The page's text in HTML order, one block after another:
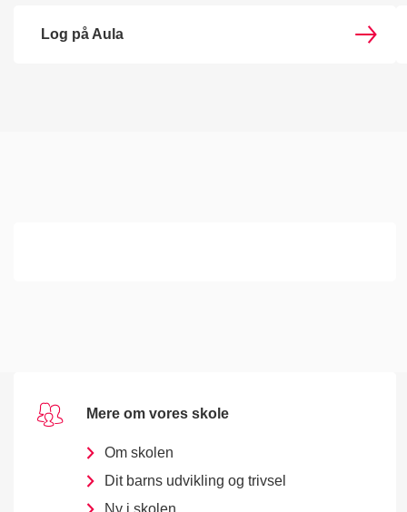
Log på Aula
Mere om vores skole
Om skolen
Dit barns udvikling og trivsel
Ny i skolen